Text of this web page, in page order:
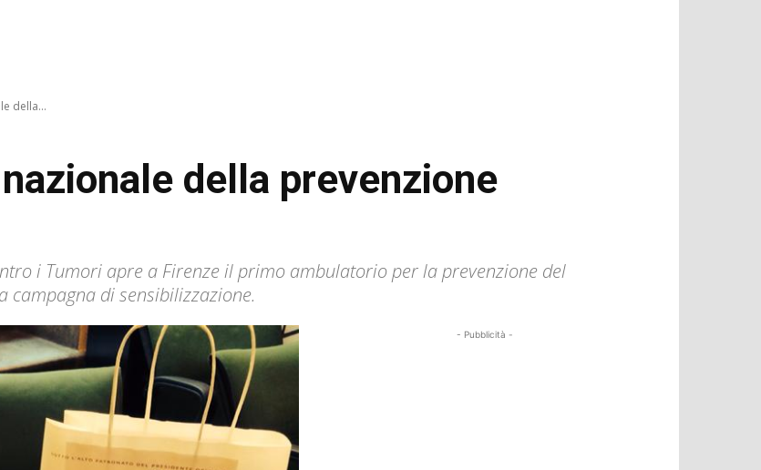
della...
della prevenzione
i Tumori apre a Firenze il primo ambulatorio per la prevenzione del
campagna di sensibilizzazione.
- Pubblicità -